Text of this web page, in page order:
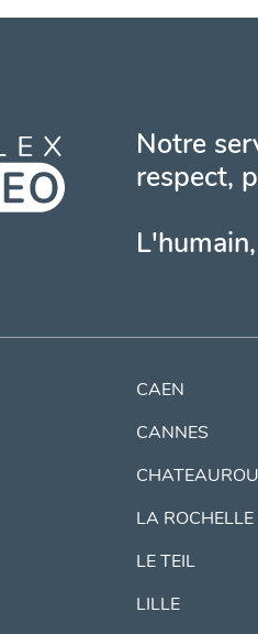
Notre
respect,
CAEN
CANNES
LA ROCHELLE
LE TEIL
LILLE